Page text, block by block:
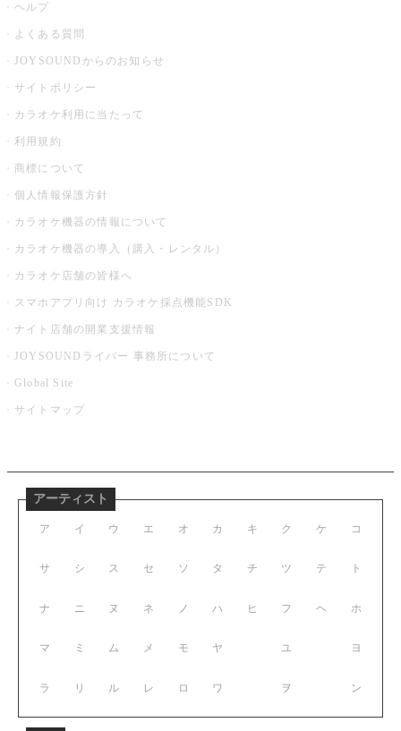
ヘルプ
よくある質問
JOYSOUNDからのお知らせ
サイトポリシー
カラオケ利用に当たって
利用規約
商標について
個人情報保護方針
カラオケ機器の情報について
カラオケ機器の導入（購入・レンタル）
カラオケ店舗の皆様へ
スマホアプリ向け カラオケ採点機能SDK
ナイト店舗の開業支援情報
JOYSOUNDライバー 事務所について
Global Site
サイトマップ
アーティスト
ア イ ウ エ オ
サ シ ス セ ソ
ナ ニ ヌ ネ ノ
マ ミ ム メ モ
ラ リ ル レ ロ
カ キ ク ケ コ
タ チ ツ テ ト
ハ ヒ フ ヘ ホ
ヤ ユ ヨ
ワ ヲ ン